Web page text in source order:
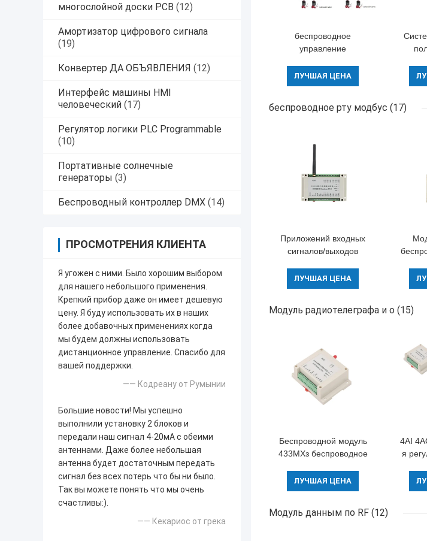
многослойной доски PCB (12)
Амортизатор цифрового сигнала
(19)
Конвертер ДА ОБЪЯВЛЕНИЯ (12)
Интерфейс машины HMI
человеческий (17)
Регулятор логики PLC Programmable
(10)
Портативные солнечные
генераторы (3)
Беспроводный контроллер DMX (14)
ПРОСМОТРЕНИЯ КЛИЕНТА
Я угожен с ними. Было хорошим выбором
для нашего небольшого применения.
Крепкий прибор даже он имеет дешевую
цену. Я буду использовать их в наших
более добавочных применениях когда
мы будем должны использовать
дистанционное управление. Спасибо для
вашей поддержки.
—— Кодреану от Румынии
Большие новости! Мы успешно
выполнили установку 2 блоков и
передали наш сигнал 4-20мА с обеими
антеннами. Даже более небольшая
антенна будет достаточным передать
сигнал без всех потерь что бы ни было.
Так вы можете понять что мы очень
счастливы:).
—— Кекариос от грека
беспроводное
управление
выключением клапана
соленоида
433МХз
ЛУЧШАЯ ЦЕНА
беспроводное рту модбус (17)
Приложений входных
сигналов/выходов
8ДИ8ДО беспроводное
Модбус РТУ
пластиковых
ЛУЧШАЯ ЦЕНА
Модуль радиотелеграфа и о (15)
Беспроводной модуль
433МХз беспроводное
выхода собирает 4-
20мА, 0-5В, сигнал 0-
ЛУЧШАЯ ЦЕНА
4AI
я
Модуль данным по RF (12)